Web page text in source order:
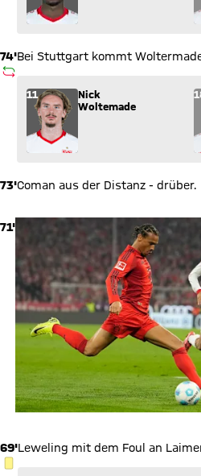
74'
AUSWECHSLUNG
Bei Stuttgart kommt
Wechsel: Nick Woltemade (11)
11
Nick
Woltemade
73'Coman aus der Distanz - drüber.
71'
69'
GELBE KARTE
Leweling mit dem Foul an